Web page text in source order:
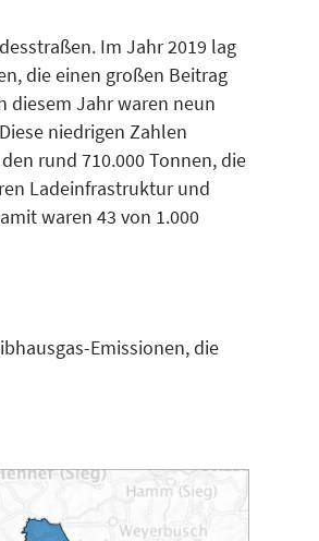
Im Jahr 2019 lag
die einen großen Beitrag
diesem Jahr waren neun
niedrigen Zahlen
rund 710.000 Tonnen, die
Ladeinfrastruktur und
waren 43 von 1.000
Emissionen, die